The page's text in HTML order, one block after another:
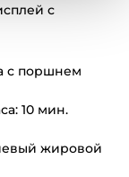
с
с поршнем
10 мин.
жировой